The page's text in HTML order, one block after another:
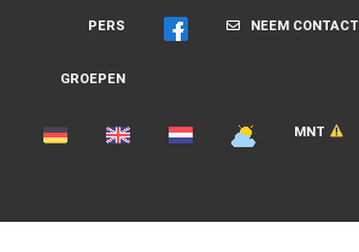
NEEM CONTACT
PERS
GROEPEN
MNT